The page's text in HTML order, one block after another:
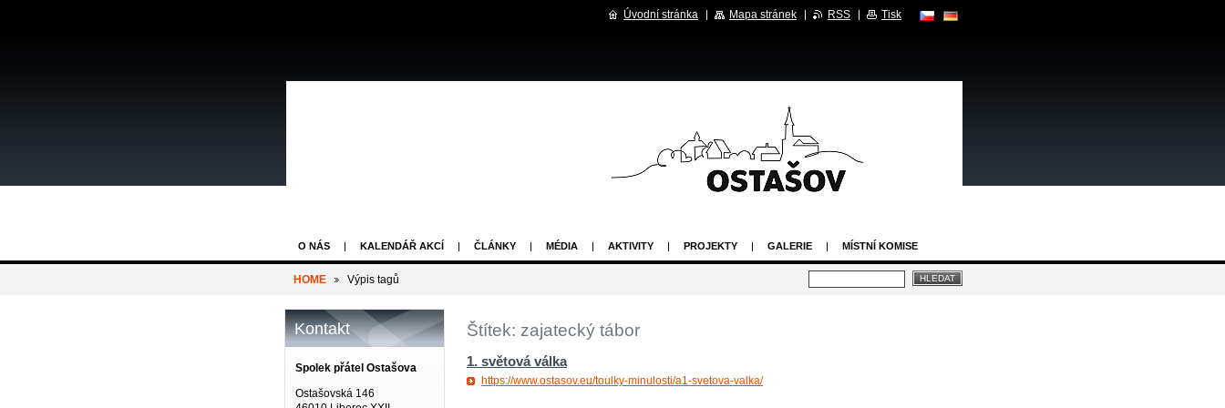
O NÁS KALENDÁŘ AKCÍ ČLÁNKY MÉDIA AKTIVITY PROJEKTY GALERIE MÍSTNÍ KOMISE
HOME Výpis tagů
Štítek: zajatecký tábor
1. světová válka
https://www.ostasov.eu/toulky-minulosti/a1-svetova-valka/
Kontakt
Spolek přátel Ostašova
Ostašovská 146
Úvodní stránka Mapa stránek RSS Tisk